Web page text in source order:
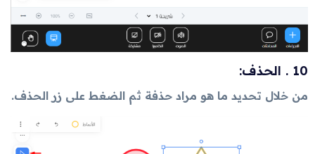
10 . الحذف:
من خلال تحديد ما هو مراد حذفة ثم الضغط على زر الحذف.